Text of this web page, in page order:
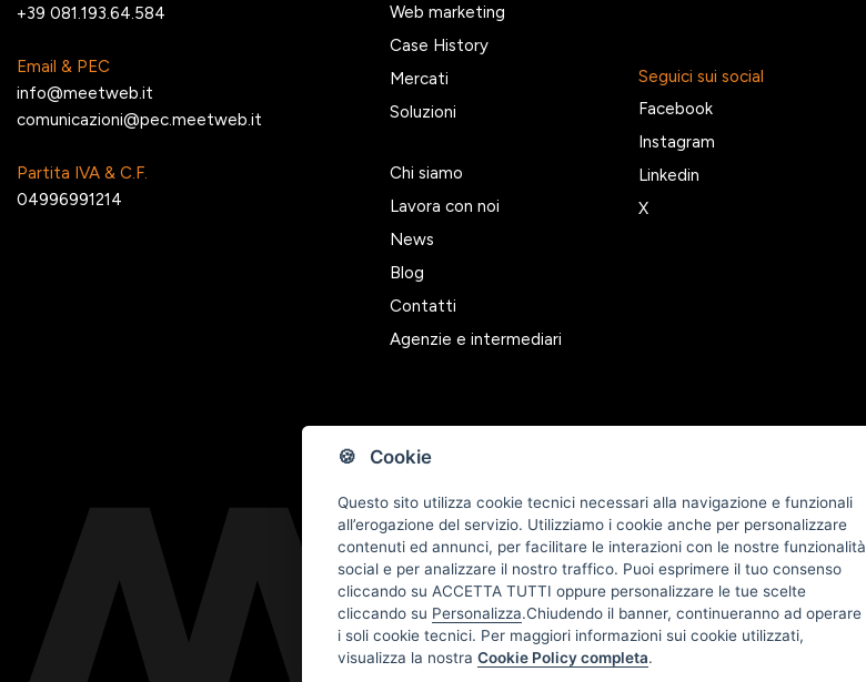
🍪 Cookie
Questo sito utilizza cookie tecnici necessari alla navigazione e funzionali
all’erogazione del servizio. Utilizziamo i cookie anche per personalizzare
contenuti ed annunci, per facilitare le interazioni con le nostre funzionalità
social e per analizzare il nostro traffico. Puoi esprimere il tuo consenso
cliccando su ACCETTA TUTTI oppure personalizzare le tue scelte
cliccando su Personalizza.Chiudendo il banner, continueranno ad operare
i soli cookie tecnici. Per maggiori informazioni sui cookie utilizzati,
visualizza la nostra Cookie Policy completa.
+39 081.193.64.584
Email & PEC
info@meetweb.it
comunicazioni@pec.meetweb.it
Partita IVA & C.F.
04996991214
Web marketing
Case History
Mercati
Soluzioni
Chi siamo
Lavora con noi
News
Blog
Contatti
Agenzie e intermediari
Seguici sui social
Facebook
Instagram
Linkedin
X